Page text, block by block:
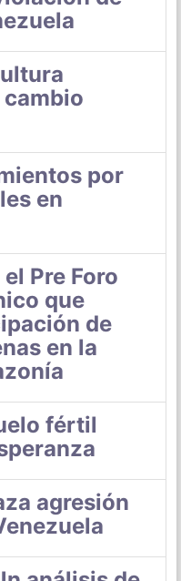
por
en
Pre Foro
que
de
en la
fértil
agresión